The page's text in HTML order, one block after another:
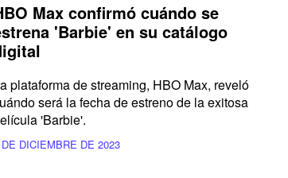
Max confirmó cuándo se
'Barbie' en su catálogo
plataforma de streaming, HBO Max, reveló
será la fecha de estreno de la exitosa
'Barbie'.
DICIEMBRE DE 2023